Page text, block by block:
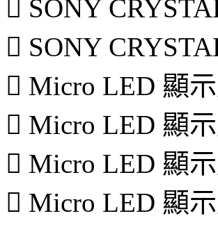
 SONY
 SONY
 Micro LED 顯
 Micro LED 顯
 Micro LED 顯
 Micro LED 顯